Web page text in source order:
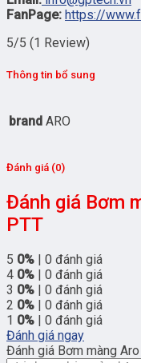
FanPage: https://
5/5 (1 Review)
Thông tin bổ sung
brand ARO
Đánh giá (0)
Đánh giá Bơm
PTT
5 0% | 0 đánh giá
4 0% | 0 đánh giá
3 0% | 0 đánh giá
2 0% | 0 đánh giá
1 0% | 0 đánh giá
Đánh giá ngay
Đánh giá Bơm màng